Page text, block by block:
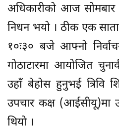
अधिकारीको आज सोमबार
निधन भयो । ठीक एक
१०ः३० बजे आफ्नो
गोठाटारमा आयोजित
उहाँ बेहोस हुनुभई त्रिवि
उपचार कक्ष (आईसीयू)मा
थियो ।